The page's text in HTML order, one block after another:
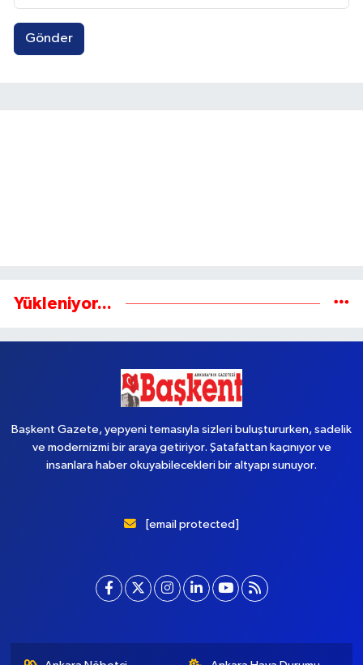
ve modernizmi bir araya getiriyor. Şatafattan kaçınıyor ve
[email protected]